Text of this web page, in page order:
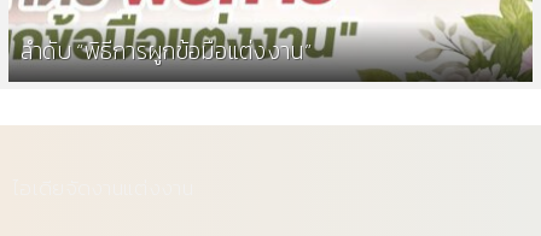
ลำดับ “พิธีการผูกข้อมือแต่งงาน”